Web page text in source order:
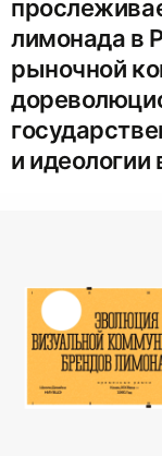
лимонада в
рыночной
и идеологии